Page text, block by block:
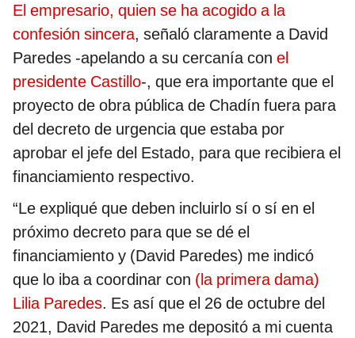
El empresario, quien se ha acogido a la
confesión sincera, señaló claramente a David
Paredes -apelando a su cercanía con el
presidente Castillo-, que era importante que el
proyecto de obra pública de Chadín fuera para
del decreto de urgencia que estaba por
aprobar el jefe del Estado, para que recibiera el
financiamiento respectivo.
“Le expliqué que deben incluirlo sí o sí en el
próximo decreto para que se dé el
financiamiento y (David Paredes) me indicó
que lo iba a coordinar con (la primera dama)
Lilia Paredes. Es así que el 26 de octubre del
2021, David Paredes me depositó a mi cuenta